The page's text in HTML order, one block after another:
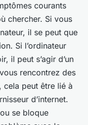
courants
chercher. Si vous
il se peut que
Si l’ordinateur
il peut s’agir d’un
rencontrez des
cela peut être lié à
d’internet.
se bloque